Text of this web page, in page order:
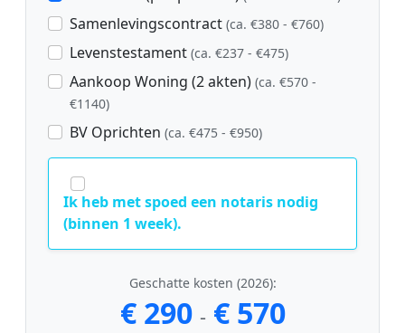
Samenlevingscontract (ca. €380 - €760)
Levenstestament (ca. €237 - €475)
Aankoop Woning (2 akten) (ca. €570 -
€1140)
BV Oprichten (ca. €475 - €950)
Ik heb met spoed een notaris nodig
(binnen 1 week).
Geschatte kosten (2026):
€ 290 - € 570